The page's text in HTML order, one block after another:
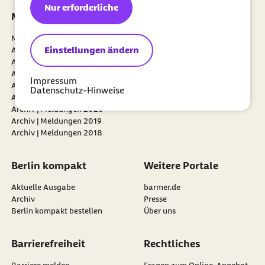
Einstellungen ändern
Nur erforderliche
Impressum
Datenschutz-Hinweise
Bürokratie. Auch schnelle digitale Verfahren zum Antrag auf
Leistungen der Häuslichen Krankenpflege unterstützen
dynamisieren zu können, bedarf es jedoch einer umfassend
abgesicherten Finanzierung der Pflegeversicherung. Der dafür
notwendige Steuerzuschuss sollte verstetigt werden und im
Gleichschritt mit den Ausgaben der sozialen Pflegeversicherung
ansteigen.
Es gehört zu den Aufgaben der Bundesländer, die
Investitionskosten für Pflegeeinrichtungen und die
Ausbildungsumlagen für Pflegeschulen zu tragen. Dieser Aufgabe
kommen die Länder jedoch nicht in ausreichendem Maße nach,
was auch zu erhöhten finanziellen Belastungen der
Pflegebedürftigen führt. Um eine Überforderung der
Pflegebedürftigen und Beitragszahlerinnen und Beitragszahler zu
verbindlich nachkommen.
Pflegeversicherung deutlich mehr Kosten für die Versorgung ihrer
Versicherten zu tragen als die private Pflegeversicherung. Zur
Entlastung der sozialen Pflegeversicherung ist deshalb die
Die Attraktivität der Pflegeberufe muss durch bessere
Meldungen
Meldungen 2026
Archiv | Meldungen 2025
Archiv | Meldungen 2024
Archiv | Meldungen 2023
Archiv | Meldungen 2022
Archiv | Meldungen 2021
Archiv | Meldungen 2020
Archiv | Meldungen 2019
Archiv | Meldungen 2018
Weiterentwicklung der
sozialen Pflegeversicherung
Berlin kompakt
Aktuelle Ausgabe
Archiv
Berlin kompakt bestellen
Weitere Portale
barmer.de
Presse
Über uns
Barrierefreiheit Rechtliches